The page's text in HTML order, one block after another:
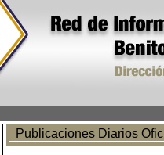
Publicaciones Diarios